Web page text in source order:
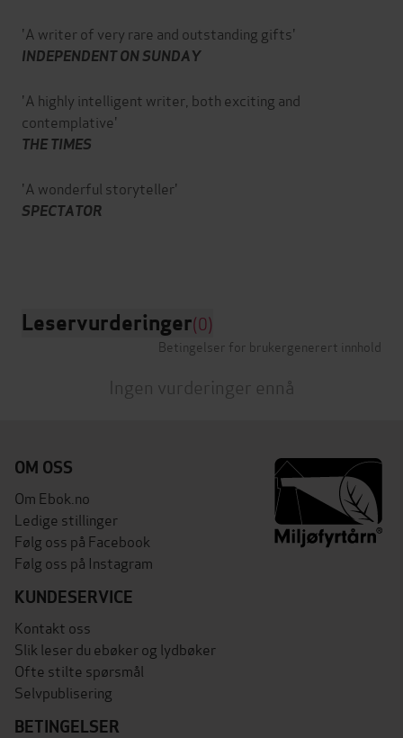
'A writer of very rare and outstanding gifts'
INDEPENDENT ON SUNDAY
'A highly intelligent writer, both exciting and
contemplative'
THE TIMES
'A wonderful storyteller'
SPECTATOR
Leservurderinger(0)
Betingelser for brukergenerert innhold
Ingen vurderinger ennå
OM OSS
Om Ebok.no
Ledige stillinger
Følg oss på Facebook
Følg oss på Instagram
KUNDESERVICE
Kontakt oss
Slik leser du ebøker og lydbøker
Ofte stilte spørsmål
Selvpublisering
BETINGELSER